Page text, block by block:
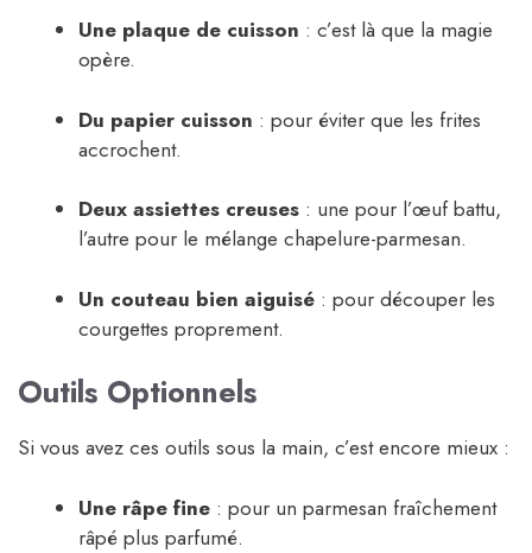
Une plaque de cuisson : c’est là que la magie
opère.
Du papier cuisson : pour éviter que les frites
accrochent.
Deux assiettes creuses : une pour l’œuf battu,
l’autre pour le mélange chapelure-parmesan.
Un couteau bien aiguisé : pour découper les
courgettes proprement.
Outils Optionnels
Si vous avez ces outils sous la main, c’est encore mieux :
Une râpe fine : pour un parmesan fraîchement
râpé plus parfumé.